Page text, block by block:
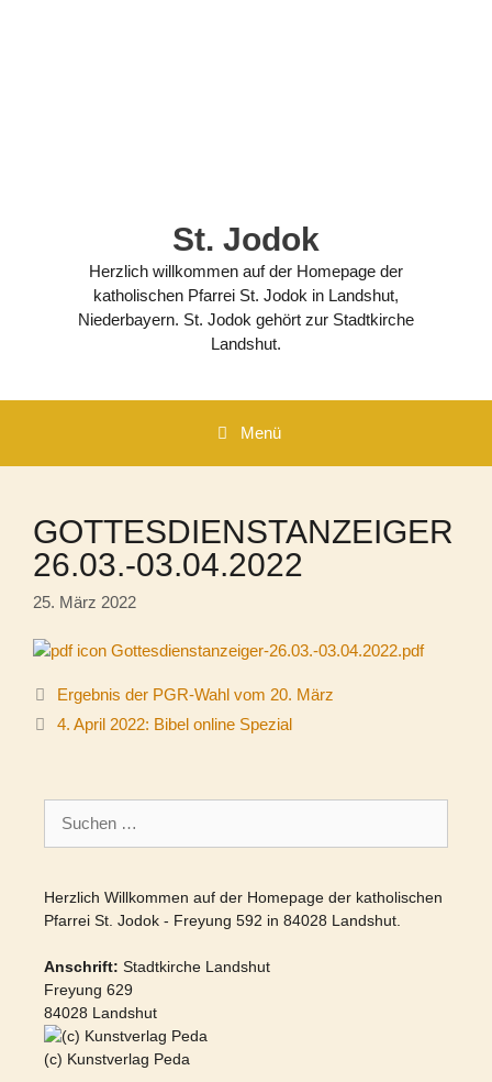
St. Jodok
Herzlich willkommen auf der Homepage der
katholischen Pfarrei St. Jodok in Landshut,
Niederbayern. St. Jodok gehört zur Stadtkirche
Landshut.
Menü
GOTTESDIENSTANZEIGER
26.03.-03.04.2022
25. März 2022
Gottesdienstanzeiger-26.03.-03.04.2022.pdf
Ergebnis der PGR-Wahl vom 20. März
4. April 2022: Bibel online Spezial
nach:
Herzlich Willkommen auf der Homepage der katholischen
Pfarrei St. Jodok - Freyung 592 in 84028 Landshut.
Anschrift: Stadtkirche Landshut
Freyung 629
84028 Landshut
(c) Kunstverlag Peda